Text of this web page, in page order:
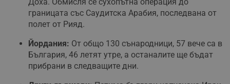
границата със Саудитска Арабия, последвана от
полет от Рияд.
Йордания: От общо 130 сънародници, 57 вече са в
България, 46 летят утре, а останалите ще бъдат
прибрани в следващите дни.